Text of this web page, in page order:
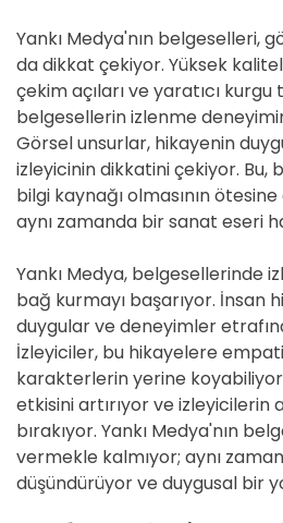
Yankı Medya'nın belgeselleri,
da dikkat çekiyor. Yüksek
çekim açıları ve yaratıcı kurgu
belgesellerin izlenme
Görsel unsurlar, hikayenin
izleyicinin dikkatini çekiyor. Bu,
bilgi kaynağı olmasının
aynı zamanda bir sanat eseri
Yankı Medya, belgesellerinde
bağ kurmayı başarıyor. İnsan
duygular ve deneyimler
İzleyiciler, bu hikayelere
karakterlerin yerine
etkisini artırıyor ve izleyicilerin
bırakıyor. Yankı Medya'nın
vermekle kalmıyor; aynı
düşündürüyor ve duygusal bir